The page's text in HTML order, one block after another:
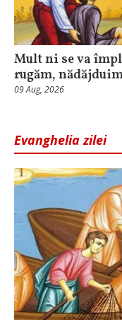
Mult ni se va
rugăm,
09 Aug, 2026
Evanghelia zilei